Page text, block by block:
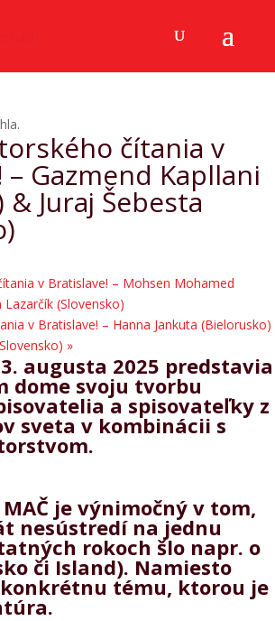
čítania v
– Gazmend Kapllani
Juraj Šebesta
v Bratislave! – Mohsen Mohamed
(Slovensko)
v Bratislave! – Hanna Jankuta (Bielorusko)
»
augusta 2025 predstavia
dome svoju tvorbu
a spisovateľky z
sveta v kombinácii s
je výnimočný v tom,
nesústredí na jednu
rokoch šlo napr. o
či Island). Namiesto
tému, ktorou je